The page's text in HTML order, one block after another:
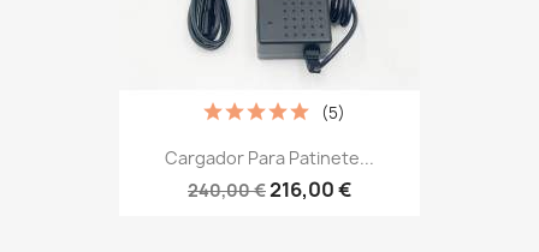
Cargador Para Patinete...
240,00 €216,00 €
(5)